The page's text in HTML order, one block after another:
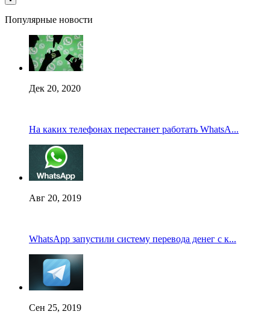
Популярные новости
Дек 20, 2020
На каких телефонах перестанет работать WhatsA...
Авг 20, 2019
WhatsApp запустили систему перевода денег с к...
Сен 25, 2019